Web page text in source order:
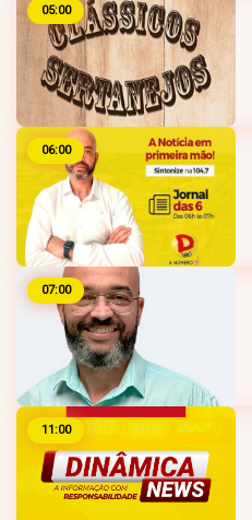
05:00
06:00
07:00
11:00